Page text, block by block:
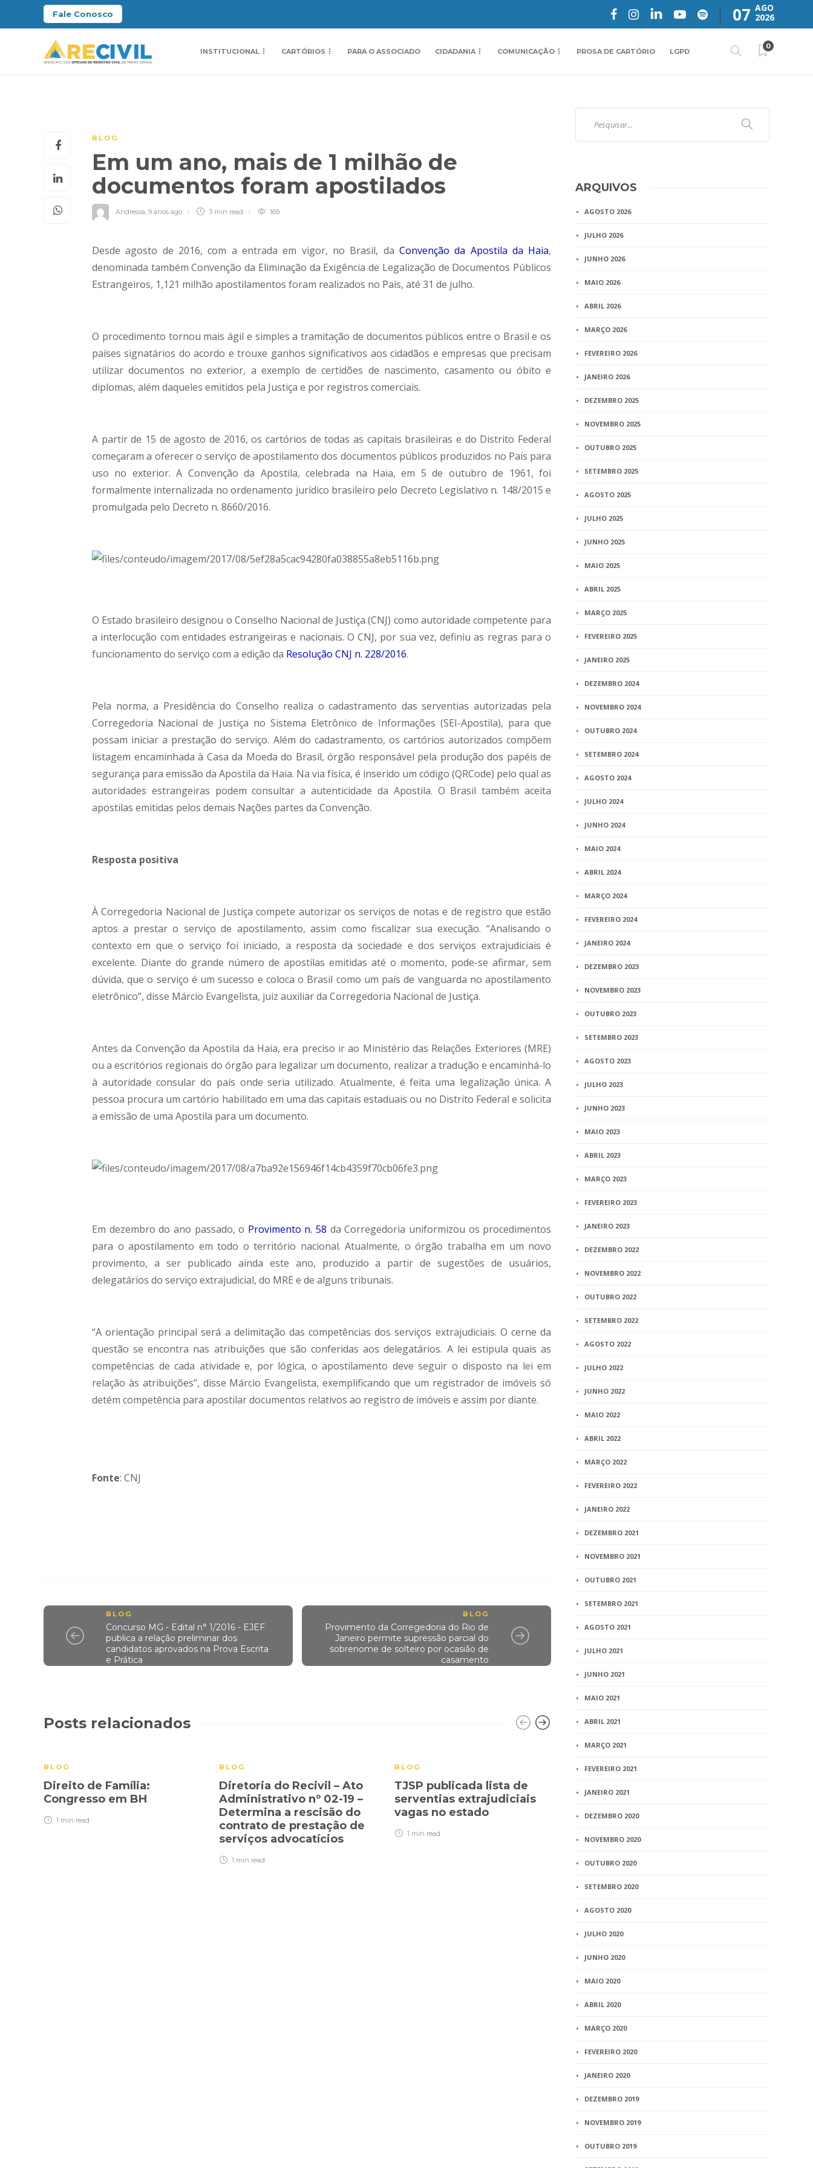
Fale Conosco 07 AGO
2026
INSTITUCIONAL CARTÓRIOS PARA O ASSOCIADO CIDADANIA COMUNICAÇÃO PROSA DE CARTÓRIO LGPD
0
BLOG
Em um ano, mais de 1 milhão de
documentos foram apostilados
Andressa, 9 anos ago 3 min read 169
Desde agosto de 2016, com a entrada em vigor, no Brasil, da Convenção da Apostila da Haia,
denominada também Convenção da Eliminação da Exigência de Legalização de Documentos Públicos
Estrangeiros, 1,121 milhão apostilamentos foram realizados no País, até 31 de julho.
O procedimento tornou mais ágil e simples a tramitação de documentos públicos entre o Brasil e os
países signatários do acordo e trouxe ganhos significativos aos cidadãos e empresas que precisam
utilizar documentos no exterior, a exemplo de certidões de nascimento, casamento ou óbito e
diplomas, além daqueles emitidos pela Justiça e por registros comerciais.
A partir de 15 de agosto de 2016, os cartórios de todas as capitais brasileiras e do Distrito Federal
começaram a oferecer o serviço de apostilamento dos documentos públicos produzidos no País para
uso no exterior. A Convenção da Apostila, celebrada na Haia, em 5 de outubro de 1961, foi
formalmente internalizada no ordenamento jurídico brasileiro pelo Decreto Legislativo n. 148/2015 e
promulgada pelo Decreto n. 8660/2016.
O Estado brasileiro designou o Conselho Nacional de Justiça (CNJ) como autoridade competente para
a interlocução com entidades estrangeiras e nacionais. O CNJ, por sua vez, definiu as regras para o
funcionamento do serviço com a edição da Resolução CNJ n. 228/2016.
Pela norma, a Presidência do Conselho realiza o cadastramento das serventias autorizadas pela
Corregedoria Nacional de Justiça no Sistema Eletrônico de Informações (SEI-Apostila), para que
possam iniciar a prestação do serviço. Além do cadastramento, os cartórios autorizados compõem
listagem encaminhada à Casa da Moeda do Brasil, órgão responsável pela produção dos papéis de
segurança para emissão da Apostila da Haia. Na via física, é inserido um código (QRCode) pelo qual as
autoridades estrangeiras podem consultar a autenticidade da Apostila. O Brasil também aceita
apostilas emitidas pelos demais Nações partes da Convenção.
Resposta positiva
À Corregedoria Nacional de Justiça compete autorizar os serviços de notas e de registro que estão
aptos a prestar o serviço de apostilamento, assim como fiscalizar sua execução. “Analisando o
contexto em que o serviço foi iniciado, a resposta da sociedade e dos serviços extrajudiciais é
excelente. Diante do grande número de apostilas emitidas até o momento, pode-se afirmar, sem
dúvida, que o serviço é um sucesso e coloca o Brasil como um país de vanguarda no apostilamento
eletrônico”, disse Márcio Evangelista, juiz auxiliar da Corregedoria Nacional de Justiça.
Antes da Convenção da Apostila da Haia, era preciso ir ao Ministério das Relações Exteriores (MRE)
ou a escritórios regionais do órgão para legalizar um documento, realizar a tradução e encaminhá-lo
à autoridade consular do país onde seria utilizado. Atualmente, é feita uma legalização única. A
pessoa procura um cartório habilitado em uma das capitais estaduais ou no Distrito Federal e solicita
a emissão de uma Apostila para um documento.
Em dezembro do ano passado, o Provimento n. 58 da Corregedoria uniformizou os procedimentos
para o apostilamento em todo o território nacional. Atualmente, o órgão trabalha em um novo
provimento, a ser publicado ainda este ano, produzido a partir de sugestões de usuários,
delegatários do serviço extrajudicial, do MRE e de alguns tribunais.
“A orientação principal será a delimitação das competências dos serviços extrajudiciais. O cerne da
questão se encontra nas atribuições que são conferidas aos delegatários. A lei estipula quais as
competências de cada atividade e, por lógica, o apostilamento deve seguir o disposto na lei em
relação às atribuições”, disse Márcio Evangelista, exemplificando que um registrador de imóveis só
detém competência para apostilar documentos relativos ao registro de imóveis e assim por diante.
Fonte: CNJ
BLOG
Concurso MG - Edital n° 1/2016 - EJEF
publica a relação preliminar dos
candidatos aprovados na Prova Escrita
e Prática
BLOG
Provimento da Corregedoria do Rio de
Janeiro permite supressão parcial do
sobrenome de solteiro por ocasião de
casamento
Posts relacionados
BLOG
Direito de Família:
Congresso em BH
1 min read
BLOG
Diretoria do Recivil – Ato
Administrativo nº 02-19 –
Determina a rescisão do
contrato de prestação de
serviços advocatícios
1 min read
BLOG
TJSP publicada lista de
serventias extrajudiciais
vagas no estado
1 min read
BLOG
para mãe que tentou
impedir o convívio do pai
ARQUIVOS
AGOSTO 2026
JULHO 2026
JUNHO 2026
MAIO 2026
ABRIL 2026
MARÇO 2026
FEVEREIRO 2026
JANEIRO 2026
DEZEMBRO 2025
NOVEMBRO 2025
OUTUBRO 2025
SETEMBRO 2025
AGOSTO 2025
JULHO 2025
JUNHO 2025
MAIO 2025
ABRIL 2025
MARÇO 2025
FEVEREIRO 2025
JANEIRO 2025
DEZEMBRO 2024
NOVEMBRO 2024
OUTUBRO 2024
SETEMBRO 2024
AGOSTO 2024
JULHO 2024
JUNHO 2024
MAIO 2024
ABRIL 2024
MARÇO 2024
FEVEREIRO 2024
JANEIRO 2024
DEZEMBRO 2023
NOVEMBRO 2023
OUTUBRO 2023
SETEMBRO 2023
AGOSTO 2023
JULHO 2023
JUNHO 2023
MAIO 2023
ABRIL 2023
MARÇO 2023
FEVEREIRO 2023
JANEIRO 2023
DEZEMBRO 2022
NOVEMBRO 2022
OUTUBRO 2022
SETEMBRO 2022
AGOSTO 2022
JULHO 2022
JUNHO 2022
MAIO 2022
ABRIL 2022
MARÇO 2022
FEVEREIRO 2022
JANEIRO 2022
DEZEMBRO 2021
NOVEMBRO 2021
OUTUBRO 2021
SETEMBRO 2021
AGOSTO 2021
JULHO 2021
JUNHO 2021
MAIO 2021
ABRIL 2021
MARÇO 2021
FEVEREIRO 2021
JANEIRO 2021
DEZEMBRO 2020
NOVEMBRO 2020
OUTUBRO 2020
SETEMBRO 2020
AGOSTO 2020
JULHO 2020
JUNHO 2020
MAIO 2020
ABRIL 2020
MARÇO 2020
FEVEREIRO 2020
JANEIRO 2020
DEZEMBRO 2019
NOVEMBRO 2019
OUTUBRO 2019